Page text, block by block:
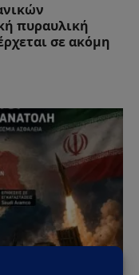
πυραυλική
σε ακόμη